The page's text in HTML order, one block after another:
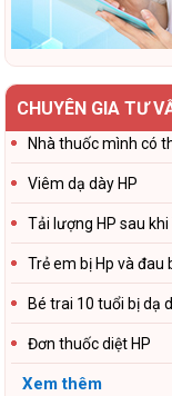
CHUYÊN GIA TƯ
Nhà thuốc mình có
Viêm dạ dày HP
Tải lượng HP sau
Trẻ em bị Hp và đau
Bé trai 10 tuổi bị dạ
Đơn thuốc diệt HP
Xem thêm